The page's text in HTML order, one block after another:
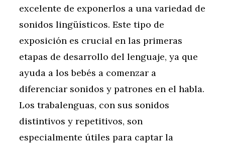
excelente de exponerlos a una variedad de
sonidos lingüísticos. Este tipo de
exposición es crucial en las primeras
etapas de desarrollo del lenguaje, ya que
ayuda a los bebés a comenzar a
diferenciar sonidos y patrones en el habla.
Los trabalenguas, con sus sonidos
distintivos y repetitivos, son
especialmente útiles para captar la